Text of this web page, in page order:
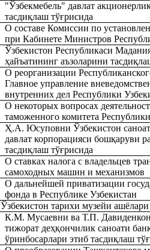
"Ўзбекмебель" давлат
тасдиқлаш тўғрисида
О составе Комиссии по
при Кабинете Министров
Ўзбекистон Республикаси
ҳайъатининг аъзоларини тасдиқ
О реорганизации
Главное управление
внутренних дел Республики
О некоторых вопросах
таможенного комитета
Ҳ.А. Юсуповни Ўзбекистон
давлат корпорацияси бошқаруви
тасдиқлаш тўғрисида
О ставках налога с владельцев
самоходных машин и механизмов
О дальнейшей приватизации
фонда в Республике Узбекистан
Ўзбекистон тарихи музейи
К.М. Мусаевни ва Т.П.
тижорат деҳқончилик саноати
ўринбосарлари этиб тасдиқлаш тўғ